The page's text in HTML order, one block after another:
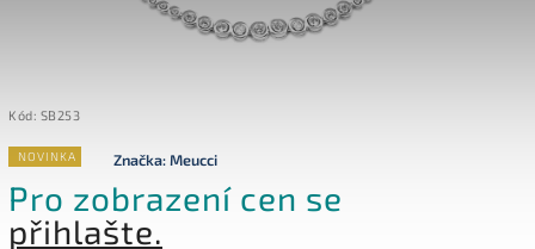
Kód: SB253
NOVINKA Značka:Meucci
Pro zobrazení cen se
přihlašte.